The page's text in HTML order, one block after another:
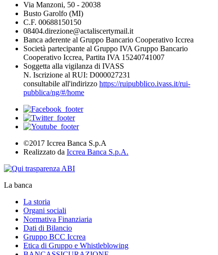
Via Manzoni, 50 - 20038
Busto Garolfo (MI)
C.F. 00688150150
08404.direzione@actaliscertymail.it
Banca aderente al Gruppo Bancario Cooperativo Iccrea
Società partecipante al Gruppo IVA Gruppo Bancario
Cooperativo Iccrea, Partita IVA 15240741007
Soggetta alla vigilanza di IVASS
N. Iscrizione al RUI: D000027231
consultabile all'indirizzo https://ruipubblico.ivass.it/rui-
pubblica/ng/#/home
©2017 Iccrea Banca S.p.A
Realizzato da Iccrea Banca S.p.A.
La banca
La storia
Organi sociali
Normativa Finanziaria
Dati di Bilancio
Gruppo BCC Iccrea
Etica di Gruppo e Whistleblowing